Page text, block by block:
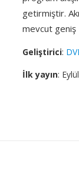
getirmiştir.
mevcut geniş
Geliştirici:
İlk yayın: